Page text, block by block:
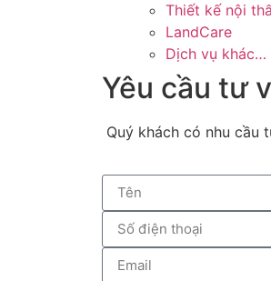
Thiết kế nội
LandCare
Dịch vụ khác…
Yêu cầu tư
Quý khách có nhu cầu